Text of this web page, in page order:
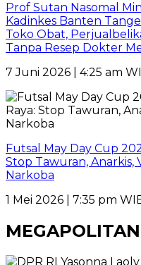
Prof Sutan Nasomal
Kadinkes Banten
Toko Obat,
Tanpa Resep Dokter
7 Juni 2026 | 4:25 am
Futsal May Day Cup
Stop Tawuran, Anarkis,
Narkoba
1 Mei 2026 | 7:35 pm
MEGAPOLITAN